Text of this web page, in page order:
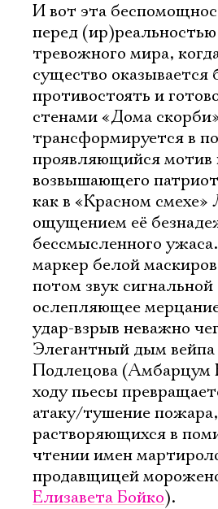
И вот эта
перед
тревожного мира,
существо оказывается
противостоять и
стенами «Дома
трансформируется в
проявляющийся мотив
возвышающего
как в «Красном смехе»
ощущением её
бессмысленного
маркер белой
потом звук
ослепляющее
удар-взрыв неважно
Элегантный дым вейпа
Подлецова (Амбарцум
ходу пьесы
атаку/тушение пожара,
растворяющихся в
чтении имен
продавщицей
Елизавета Бойко).